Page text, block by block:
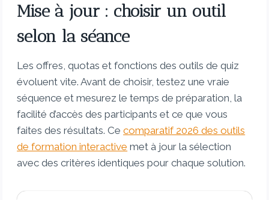
Mise à jour : choisir un outil
selon la séance
Les offres, quotas et fonctions des outils de quiz
évoluent vite. Avant de choisir, testez une vraie
séquence et mesurez le temps de préparation, la
facilité d’accès des participants et ce que vous
faites des résultats. Cecomparatif 2026 des outils
de formation interactive met à jour la sélection
avec des critères identiques pour chaque solution.